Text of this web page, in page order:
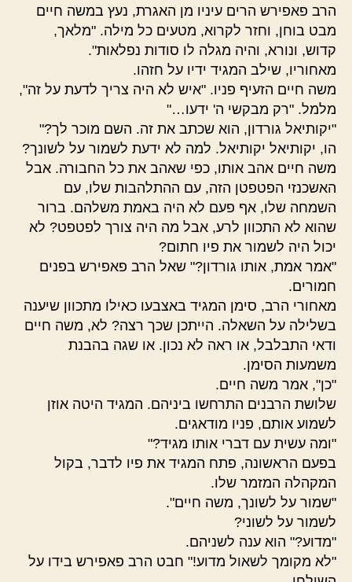
הרב פאפירש הרים עיניו מן האגרת, נעץ במשה חיים
מבט בוחן, וחזר לקרוא, מטעים כל מילה. "מלאך,
קדוש, ונורא, והיה מגלה לו סודות נפלאות".
מאחוריו, שילב המגיד ידיו על חזהו.
משה חיים הזעיף פניו. "איש לא היה צריך לדעת על זה",
מלמל. "רק מבקשי ה' ידעו…"
"יקותיאל גורדון, הוא שכתב את זה. השם מוכר לך?"
הו, יקותיאל יקותיאל. למה לא ידעת לשמור על לשונך?
משה חיים אהב אותו, כפי שאהב את כל החבורה. אבל
האשכנזי הפטפטן הזה, עם ההתלהבות שלו, עם
השמחה שלו, אף פעם לא היה באמת משלהם. ברור
שהוא לא התכוון לרע, אבל מה היה צורך לפטפט? לא
יכול היה לשמור את פיו חתום?
"אמר אמת, אותו גורדון?" שאל הרב פאפירש בפנים
חמורים.
מאחורי הרב, סימן המגיד באצבעו כאילו מתכוון שיענה
בשלילה על השאלה. הייתכן שכך רצה? לא, משה חיים
ודאי התבלבל, או ראה לא נכון. או שגה בהבנת
משמעות הסימן.
"כן", אמר משה חיים.
שלושת הרבנים התרחשו ביניהם. המגיד היטה אוזן
לשמוע אותם, פניו מודאגים.
"ומה עשית עם דברי אותו מגיד?"
בפעם הראשונה, פתח המגיד את פיו לדבר, בקול
המקהלה המזמר שלו.
"שמור על לשונך, משה חיים".
לשמור על לשוני?
"מדוע?" הוא ענה לשניהם.
"לא מקומך לשאול מדוע!" חבט הרב פאפירש בידו על